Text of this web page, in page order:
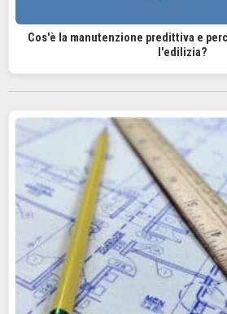
Cos'è la manutenzione predittiva e
l'edilizia?